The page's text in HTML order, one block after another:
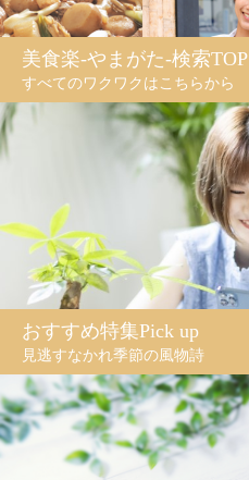
美食楽-やまがた-検索TOP
すべてのワクワクはこちらから
おすすめ特集Pick up
見逃すなかれ季節の風物詩